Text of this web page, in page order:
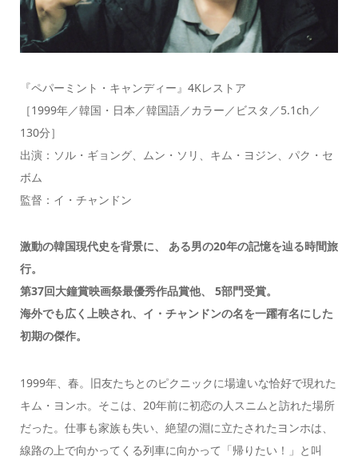
『ペパーミント・キャンディー』4Kレストア
［1999年／韓国・日本／韓国語／カラー／ビスタ／5.1ch／
130分］
出演：ソル・ギョング、ムン・ソリ、キム・ヨジン、パク・セ
ボム
監督：イ・チャンドン
激動の韓国現代史を背景に、 ある男の20年の記憶を辿る時間旅
行。
第37回大鐘賞映画祭最優秀作品賞他、 5部門受賞。
海外でも広く上映され、イ・チャンドンの名を一躍有名にした
初期の傑作。
1999年、春。旧友たちとのピクニックに場違いな恰好で現れた
キム・ヨンホ。そこは、20年前に初恋の人スニムと訪れた場所
だった。仕事も家族も失い、絶望の淵に立たされたヨンホは、
線路の上で向かってくる列車に向かって「帰りたい！」と叫